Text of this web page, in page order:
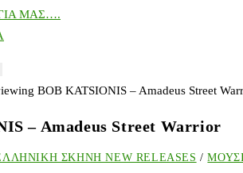
ΜΑΣ….
– Amadeus Street Warrior
ΣΚΗΝΗ NEW RELEASES /